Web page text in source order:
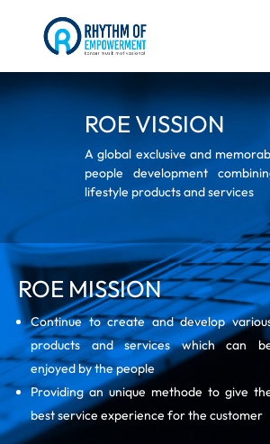
ROE VISSION
A global exclusive and
people development
lifestyle products and services
ROE MISSION
Continue to create and develop
products and services which can
enjoyed by the people
Providing an unique methode to give
best service experience for the customer